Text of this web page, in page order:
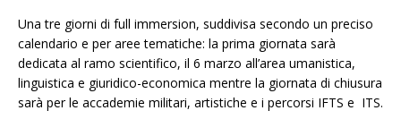
Una tre giorni di full immersion, suddivisa secondo un preciso
calendario e per aree tematiche: la prima giornata sarà
dedicata al ramo scientifico, il 6 marzo all’area umanistica,
linguistica e giuridico-economica mentre la giornata di chiusura
sarà per le accademie militari, artistiche e i percorsi IFTS e ITS.